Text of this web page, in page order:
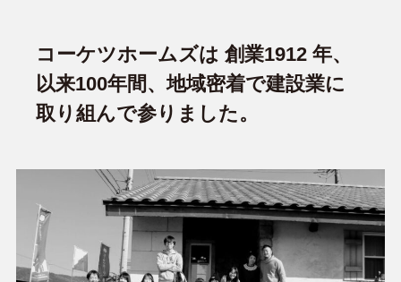
コーケツホームズは 創業1912 年、
以来100年間、地域密着で建設業に
取り組んで参りました。